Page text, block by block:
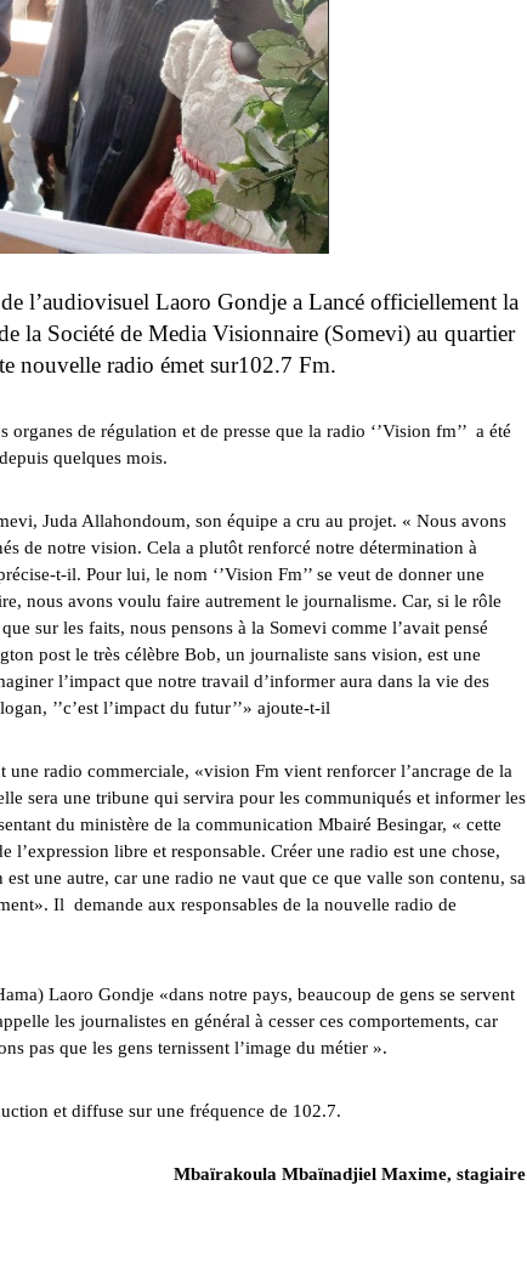
l’audiovisuel Laoro Gondje a Lancé officiellement la
la Société de Media Visionnaire (Somevi) au quartier
nouvelle radio émet sur102.7 Fm.
de régulation et de presse que la radio ‘’Vision fm’’ a été
quelques mois.
Juda Allahondoum, son équipe a cru au projet. « Nous avons
de notre vision. Cela a plutôt renforcé notre détermination à
t-il. Pour lui, le nom ‘’Vision Fm’’ se veut de donner une
nous avons voulu faire autrement le journalisme. Car, si le rôle
sur les faits, nous pensons à la Somevi comme l’avait pensé
post le très célèbre Bob, un journaliste sans vision, est une
l’impact que notre travail d’informer aura dans la vie des
’’c’est l’impact du futur’’» ajoute-t-il
radio commerciale, «vision Fm vient renforcer l’ancrage de la
sera une tribune qui servira pour les communiqués et informer les
du ministère de la communication Mbairé Besingar, « cette
l’expression libre et responsable. Créer une radio est une chose,
une autre, car une radio ne vaut que ce que valle son contenu, sa
Il demande aux responsables de la nouvelle radio de
Laoro Gondje «dans notre pays, beaucoup de gens se servent
les journalistes en général à cesser ces comportements, car
pas que les gens ternissent l’image du métier ».
et diffuse sur une fréquence de 102.7.
Mbaïrakoula Mbaïnadjiel Maxime, stagiaire